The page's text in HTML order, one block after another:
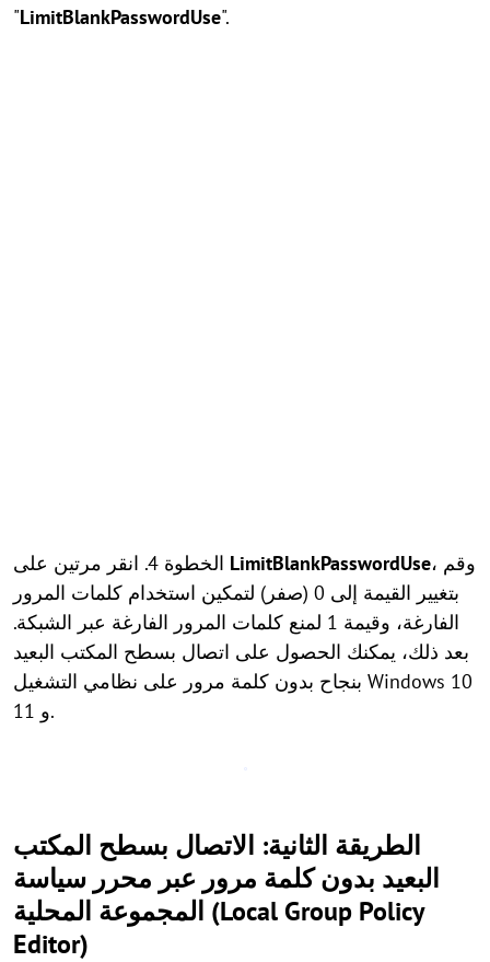
"LimitBlankPasswordUse".
LimitBlankPasswordUse، وقم
بتغيير القيمة إلى 0 (صفر) لتمكين استخدام كلمات المرور
الفارغة، وقيمة 1 لمنع كلمات المرور الفارغة عبر الشبكة.
بعد ذلك، يمكنك الحصول على اتصال بسطح المكتب البعيد
بنجاح بدون كلمة مرور على نظامي التشغيل Windows 10
و 11.
الطريقة الثانية: الاتصال بسطح المكتب
البعيد بدون كلمة مرور عبر محرر سياسة
المجموعة المحلية (Local Group Policy
Editor)